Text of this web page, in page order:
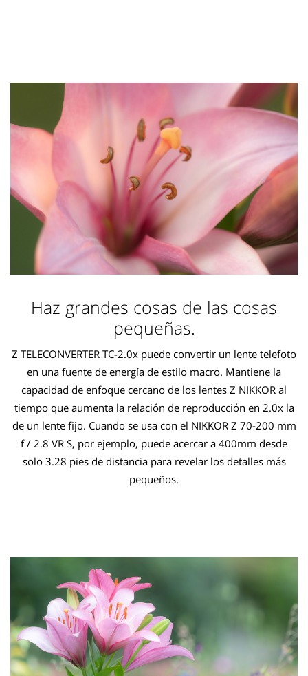
Haz grandes cosas de las cosas
pequeñas.
Z TELECONVERTER TC-2.0x puede convertir un lente telefoto
en una fuente de energía de estilo macro. Mantiene la
capacidad de enfoque cercano de los lentes Z NIKKOR al
tiempo que aumenta la relación de reproducción en 2.0x la
de un lente fijo. Cuando se usa con el NIKKOR Z 70-200 mm
f / 2.8 VR S, por ejemplo, puede acercar a 400mm desde
solo 3.28 pies de distancia para revelar los detalles más
pequeños.